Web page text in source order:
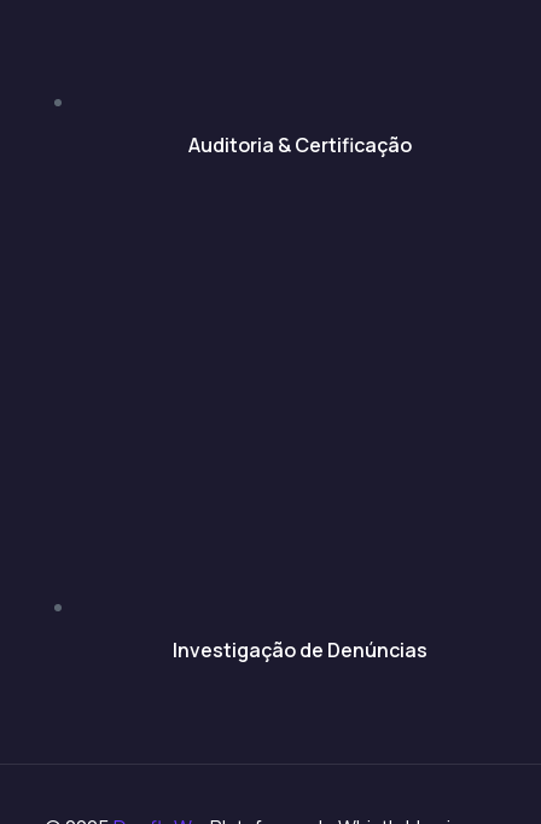
Auditoria & Certificação
Investigação de Denúncias